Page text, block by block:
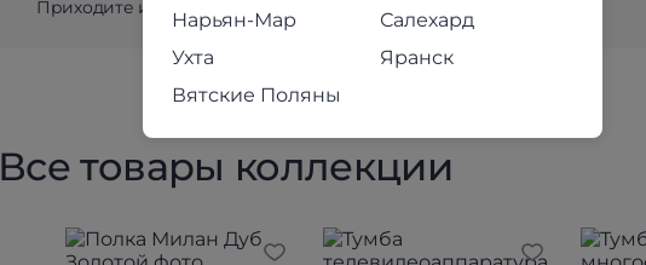
Приходите и убедитесь в качестве наших товаров лично!
Все товары коллекции
Нарьян-Мар
Салехард
Ухта
Яранск
Вятские Поляны